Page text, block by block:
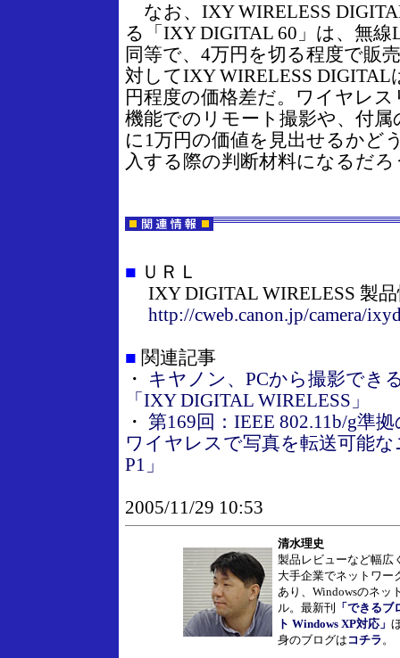
なお、IXY WIRELESS
る「IXY DIGITAL 60」は、無
同等で、4万円を切る程度で販
対してIXY WIRELESS
円程度の価格差だ。ワイヤレ
機能でのリモート撮影や、付
に1万円の価値を見出せるかど
入する際の判断材料になるだろ
■ ＵＲＬ
IXY DIGITAL WIRELESS 製
http://cweb.canon.jp/camera/
■ 関連記事
・ キヤノン、PCから撮影でき
「IXY DIGITAL WIRELESS」
・ 第169回：IEEE 802.11b/g準
ワイヤレスで写真を転送可能
P1」
2005/11/29 10:53
清水理史
製品レビューなど幅広
大手企業でネットワー
あり、Windowsのネッ
ル。最新刊
「できる
ト Windows XP対応」
身のブログは コチラ。